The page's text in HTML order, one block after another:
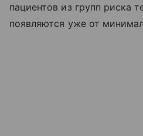
пациентов из групп риска
появляются уже от